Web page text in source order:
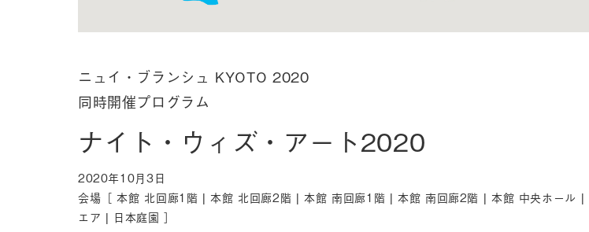
ニュイ・ブランシュ KYOTO 2020
同時開催プログラム
ナイト・ウィズ・アート2020
2020年10月3日
会場［本館 北回廊1階 |本館 北回廊2階 |本館 南回廊1階 | 本館 南回廊2階 | 本館 中央ホール |
エア | 日本庭園 ］